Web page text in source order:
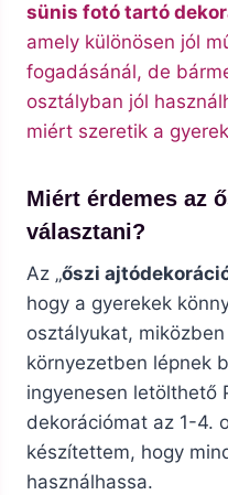
sünis fotó tartó
amely különösen jól
fogadásánál, de
osztályban jól
miért szeretik a
Miért érdemes az
választani?
Az „őszi
hogy a gyerekek
osztályukat,
környezetben lépnek
ingyenesen letölthető
dekorációmat az 1-4.
készítettem, hogy
használhassa.